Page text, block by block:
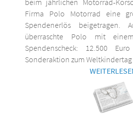
Firma Polo Motorrad eine
Spendenerlös beigetragen.
überraschte Polo mit
Spendenscheck: 12.500
Sonderaktion zum